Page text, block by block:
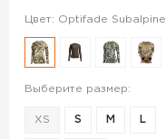
Цвет: Optifade Subalpine
Выберите размер:
XS S M L